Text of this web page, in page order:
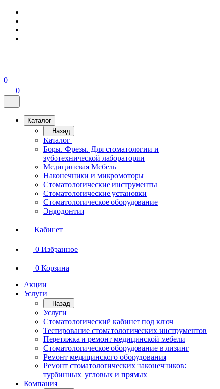
0
0
Каталог
Назад
Каталог
Боры. Фрезы. Для стоматологии и
зуботехнической лаборатории
Медицинская Мебель
Наконечники и микромоторы
Стоматологические инструменты
Стоматологические установки
Стоматологическое оборудование
Эндодонтия
Кабинет
0 Избранное
0 Корзина
Акции
Услуги
Назад
Услуги
Стоматологический кабинет под ключ
Тестирование стоматологических инструментов
Перетяжка и ремонт медицинской мебели
Стоматологическое оборудование в лизинг
Ремонт медицинского оборудования
Ремонт стоматологических наконечников:
турбинных, угловых и прямых
Компания